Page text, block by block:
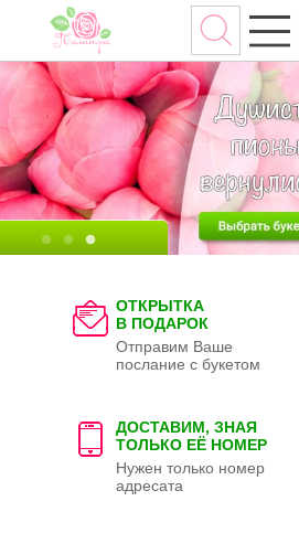
ОТКРЫТКА
В ПОДАРОК
Отправим Ваше
послание с букетом
ДОСТАВИМ, ЗНАЯ
ТОЛЬКО ЕЁ НОМЕР
Нужен только номер
адресата